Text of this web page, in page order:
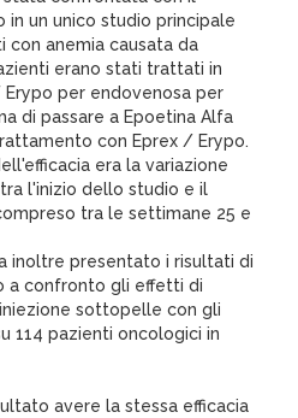
un unico studio principale
anemia causata da
erano stati trattati in
per endovenosa per
di passare a Epoetina Alfa
con Eprex / Erypo.
era la variazione
l'inizio dello studio e il
tra le settimane 25 e
inoltre presentato i risultati di
a confronto gli effetti di
sottopelle con gli
114 pazienti oncologici in
avere la stessa efficacia